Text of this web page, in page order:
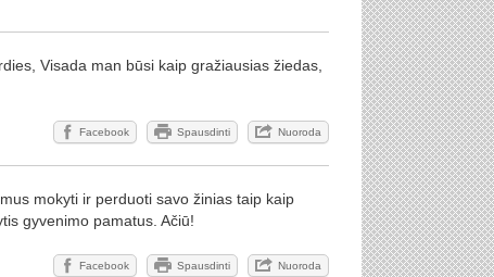
Visada man būsi kaip gražiausias žiedas,
Facebook Spausdinti Nuoroda
mokyti ir perduoti savo žinias taip kaip
gyvenimo pamatus. Ačiū!
Facebook Spausdinti Nuoroda